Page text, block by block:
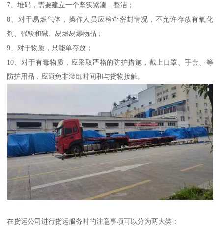
7、堆码，需要建立一个坚实紧凑，整洁；
8、对于易燃气体，操作人员应检查密封情况，不允许存放有氧化
剂、强酸和碱、易燃易爆物品；
9、对于物质，只能单存放；
10、对于有毒物质，应采取严格的防护措施，戴上口罩、手套、等
防护用品，应避免非装卸时间和与货物接触。
在货运公司进行货运服务时的注意事项可以分为两大类：